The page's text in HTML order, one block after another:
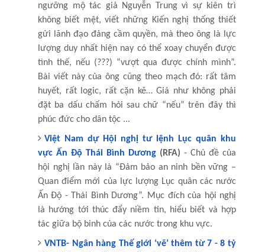
ngưỡng mộ tác giả Nguyễn Trung vì sự kiên trì
không biết mệt, viết những Kiến nghị thống thiết
gửi lãnh đạo đảng cầm quyền, mà theo ông là lực
lượng duy nhất hiện nay có thể xoay chuyển được
tình thế, nếu (???) “vượt qua được chính mình”.
Bài viết này của ông cũng theo mạch đó: rất tâm
huyết, rất logic, rất cặn kẽ… Giá như không phải
đặt ba dấu chấm hỏi sau chữ “nếu” trên đây thì
phúc đức cho dân tộc ...
Việt Nam dự Hội nghị tư lệnh Lục quân khu
vực Ấn Độ Thái Bình Dương (RFA) - Chủ đề của
hội nghị lần này là “Đảm bảo an ninh bền vững –
Quan điểm mới của lực lượng Lục quân các nước
Ấn Độ - Thái Bình Dương”. Mục đích của hội nghị
là hướng tới thúc đẩy niềm tin, hiểu biết và hợp
tác giữa bộ binh của các nước trong khu vực.
VNTB- Ngân hàng Thế giới ‘vẽ’ thêm từ 7 - 8 tỷ